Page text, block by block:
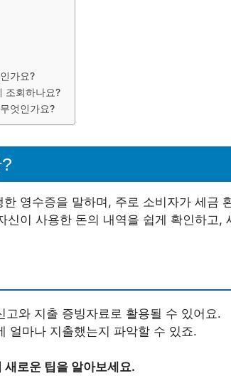
가요?
조회하나요?
엇인가요?
영수증을 말하며, 주로 소비자가 세금
신이 사용한 돈의 내역을 쉽게 확인하고,
고와 지출 증빙자료로 활용될 수 있어요.
얼마나 지출했는지 파악할 수 있죠.
새로운 팁을 알아보세요.